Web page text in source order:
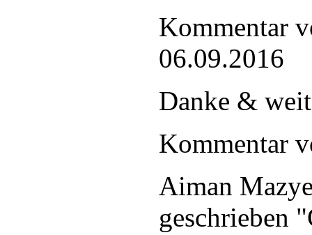
Kommentar
06.09.2016
Danke &
Kommentar
Aiman
geschrieben